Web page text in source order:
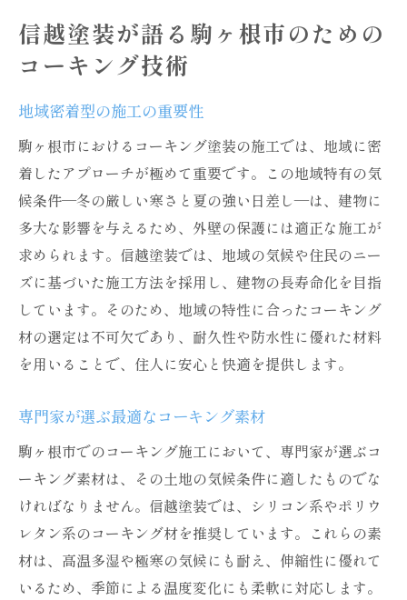
信越塗装が語る駒ヶ根市のための
コーキング技術
地域密着型の施工の重要性
駒ヶ根市におけるコーキング塗装の施工では、地域に密
着したアプローチが極めて重要です。この地域特有の気
候条件—冬の厳しい寒さと夏の強い日差し—は、建物に
多大な影響を与えるため、外壁の保護には適正な施工が
求められます。信越塗装では、地域の気候や住民のニー
ズに基づいた施工方法を採用し、建物の長寿命化を目指
しています。そのため、地域の特性に合ったコーキング
材の選定は不可欠であり、耐久性や防水性に優れた材料
を用いることで、住人に安心と快適を提供します。
専門家が選ぶ最適なコーキング素材
駒ヶ根市でのコーキング施工において、専門家が選ぶコ
ーキング素材は、その土地の気候条件に適したものでな
ければなりません。信越塗装では、シリコン系やポリウ
レタン系のコーキング材を推奨しています。これらの素
材は、高温多湿や極寒の気候にも耐え、伸縮性に優れて
いるため、季節による温度変化にも柔軟に対応します。